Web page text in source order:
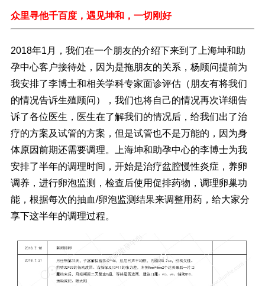
众里寻他千百度，遇见坤和，一切刚好
2018年1月，我们在一个朋友的介绍下来到了上海坤和助
孕中心客户接待处，因为是拖朋友的关系，杨顾问提前为
我安排了李博士和相关学科专家面诊评估（朋友有将我们
的情况告诉生殖顾问），我们也将自己的情况再次详细告
诉了各位医生，医生在了解我们的情况后，给我们出了治
疗的方案及试管的方案，但是试管也不是万能的，因为身
体原因前期还需要调理。上海坤和助孕中心的李博士为我
安排了半年的调理时间，开始是治疗盆腔慢性炎症，养卵
调养，进行卵泡监测，检查后使用促排药物，调理卵巢功
能，根据每次的抽血/卵泡监测结果来调整用药，给大家分
享下这半年的调理过程。